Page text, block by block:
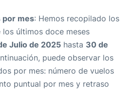
por mes: Hemos recopilado los
últimos doce meses
Julio de 2025 hasta 30 de
puede observar los
por mes: número de vuelos
puntual por mes y retraso